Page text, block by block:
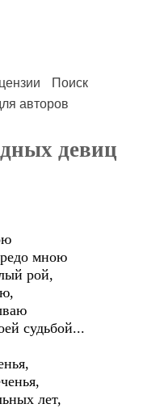
Поиск
авторов
девиц
мною
рой,
судьбой...
лет,